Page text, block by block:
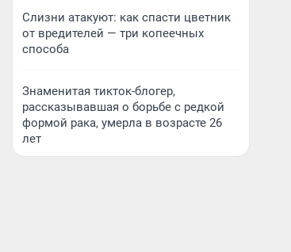
Слизни атакуют: как спасти цветник
от вредителей — три копеечных
способа
Знаменитая тикток-блогер,
рассказывавшая о борьбе с редкой
формой рака, умерла в возрасте 26
лет